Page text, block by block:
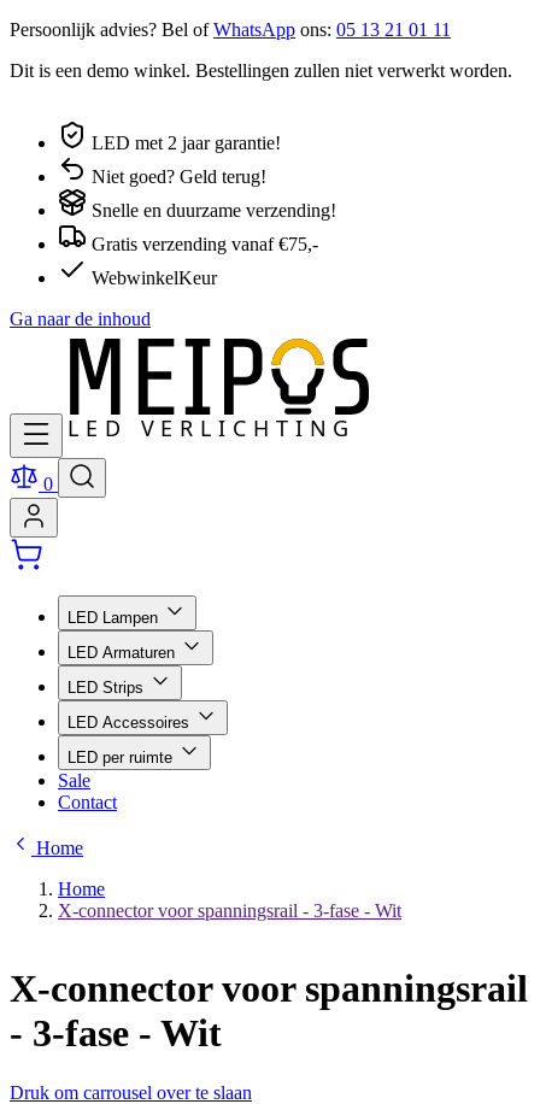
Persoonlijk advies? Bel ofWhatsApp ons: 05 13 21 01 11
Dit is een demo winkel. Bestellingen zullen niet verwerkt worden.
LED met 2 jaar garantie!
Niet goed? Geld terug!
Snelle en duurzame verzending!
Gratis verzending vanaf €75,-
WebwinkelKeur
Ga naar de inhoud
0
LED Lampen
LED Armaturen
LED Strips
LED Accessoires
LED per ruimte
Sale
Contact
Home
Home
X-connector voor spanningsrail - 3-fase - Wit
X-connector voor spanningsrail
- 3-fase - Wit
Druk om carrousel over te slaan